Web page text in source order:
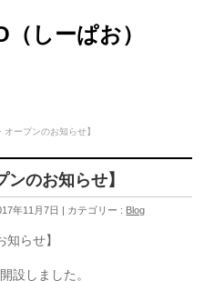
しーぱお）
オープンのお知らせ】
ンのお知らせ】
年11月7日 カテゴリー : Blog
知らせ】
設しました。